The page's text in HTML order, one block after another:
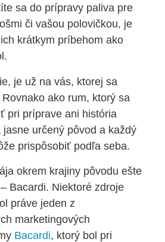
sa do prípravy paliva pre
či vašou polovičkou, je
krátkym príbehom ako
je už na vás, ktorej sa
ako rum, ktorý sa
pri príprave ani história
určený pôvod a každý
prispôsobiť podľa seba.
okrem krajiny pôvodu ešte
Bacardi. Niektoré zdroje
práve jeden z
marketingových
Bacardi, ktorý bol pri